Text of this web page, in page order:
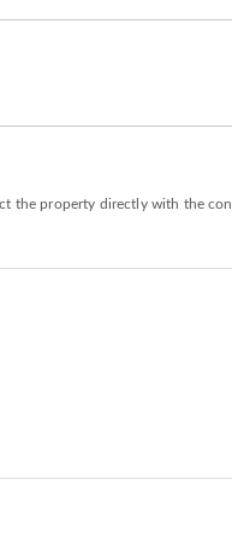
the property directly with the